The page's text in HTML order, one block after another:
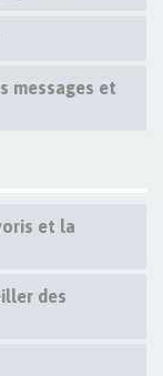
messages et
et la
des